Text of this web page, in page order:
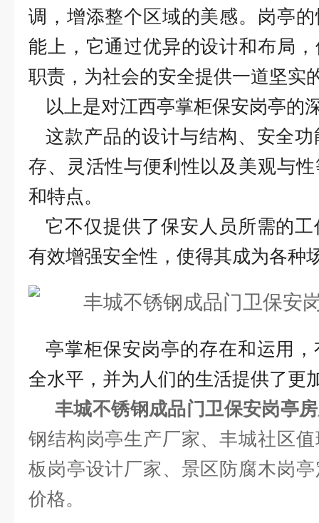
调，增添整个区域的美感。岗亭
能上，它通过优异的设计和布局
职责，为社会的安全提供一道坚实
以上是对江西亭掌柜保安岗亭的
这款产品的设计与结构、安全
存、灵活性与便利性以及美观与
和特点。
它不仅提供了保安人员所需的
有效增强安全性，使得其成为各种
亭掌柜保安岗亭的存在和运用
全水平，并为人们的生活提供了更
丰城不锈钢成品门卫保安岗亭
钢结构岗亭生产厂家、丰城社区
板岗亭设计厂家、景区防腐木岗
价格。